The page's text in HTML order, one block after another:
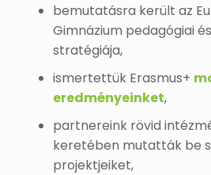
bemutatásra került az
Gimnázium pedagógiai
stratégiája,
ismertettük Erasmus+
eredményeinket,
partnereink rövid
keretében mutatták be
projektjeiket,